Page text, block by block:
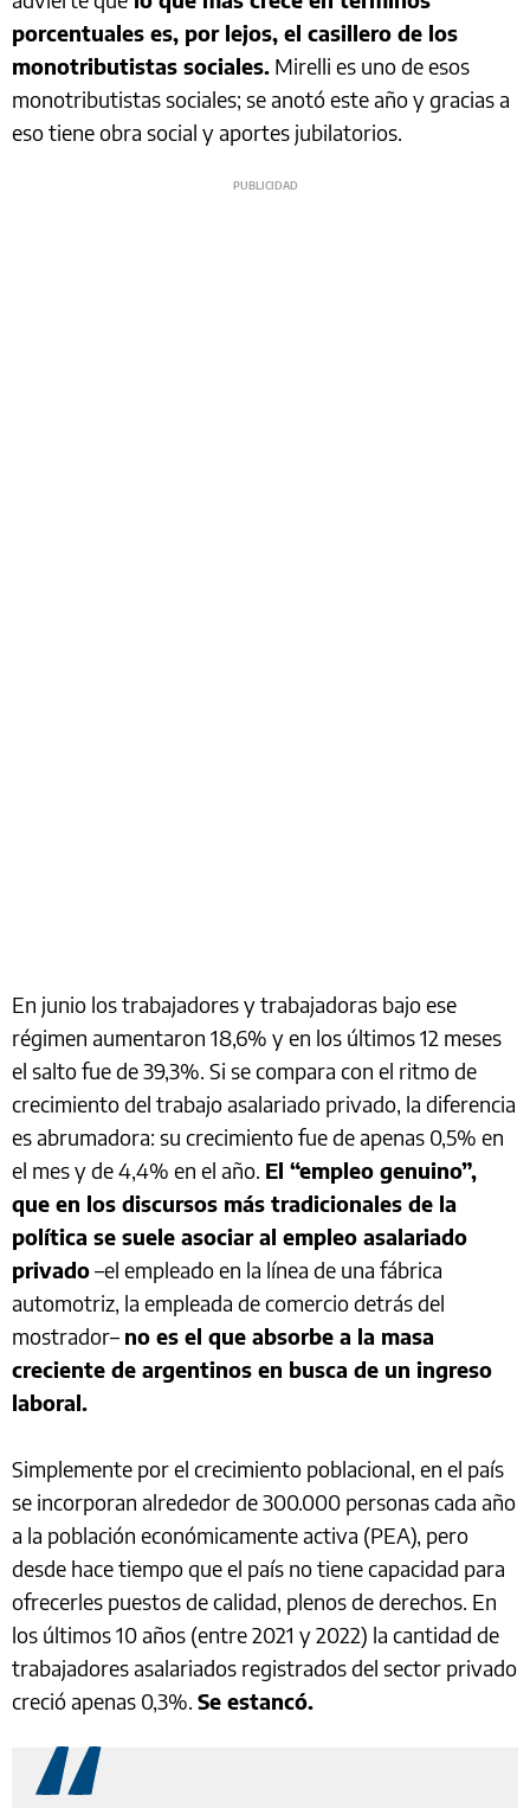
porcentuales es, por lejos, el casillero de los
monotributistas sociales. Mirelli es uno de esos
monotributistas sociales; se anotó este año y gracias a
eso tiene obra social y aportes jubilatorios.
En junio los trabajadores y trabajadoras bajo ese
régimen aumentaron 18,6% y en los últimos 12 meses
el salto fue de 39,3%. Si se compara con el ritmo de
crecimiento del trabajo asalariado privado, la diferencia
es abrumadora: su crecimiento fue de apenas 0,5% en
el mes y de 4,4% en el año. El “empleo genuino”,
que en los discursos más tradicionales de la
política se suele asociar al empleo asalariado
privado–el empleado en la línea de una fábrica
automotriz, la empleada de comercio detrás del
mostrador–no es el que absorbe a la masa
creciente de argentinos en busca de un ingreso
laboral.
Simplemente por el crecimiento poblacional, en el país
se incorporan alrededor de 300.000 personas cada año
a la población económicamente activa (PEA), pero
desde hace tiempo que el país no tiene capacidad para
ofrecerles puestos de calidad, plenos de derechos. En
los últimos 10 años (entre 2021 y 2022) la cantidad de
trabajadores asalariados registrados del sector privado
creció apenas 0,3%. Se estancó.